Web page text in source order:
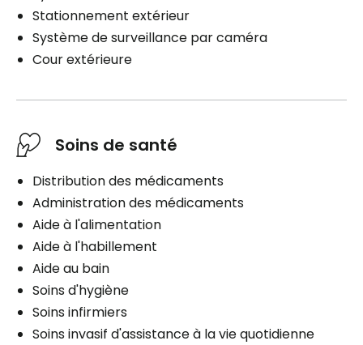
Stationnement extérieur
Système de surveillance par caméra
Cour extérieure
Soins de santé
Distribution des médicaments
Administration des médicaments
Aide à l'alimentation
Aide à l'habillement
Aide au bain
Soins d'hygiène
Soins infirmiers
Soins invasif d'assistance à la vie quotidienne